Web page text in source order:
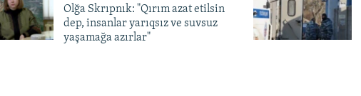
Olğa Skrıpnık: "Qırım azat etilsin
dep, insanlar yarıqsız ve suvsuz
yaşamağa azırlar"